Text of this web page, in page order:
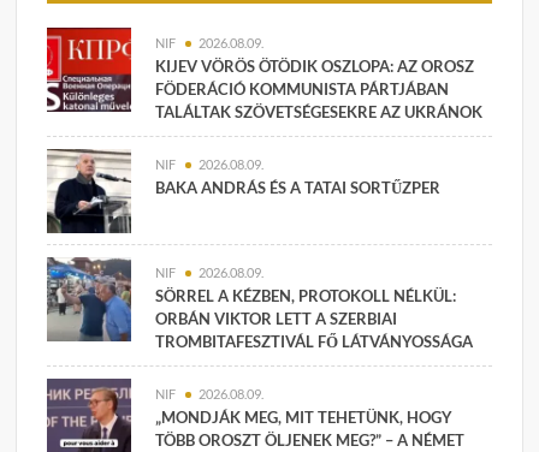
NIF 2026.08.09.
KIJEV VÖRÖS ÖTÖDIK OSZLOPA: AZ OROSZ
FÖDERÁCIÓ KOMMUNISTA PÁRTJÁBAN
TALÁLTAK SZÖVETSÉGESEKRE AZ UKRÁNOK
NIF 2026.08.09.
BAKA ANDRÁS ÉS A TATAI SORTŰZPER
NIF 2026.08.09.
SÖRREL A KÉZBEN, PROTOKOLL NÉLKÜL:
ORBÁN VIKTOR LETT A SZERBIAI
TROMBITAFESZTIVÁL FŐ LÁTVÁNYOSSÁGA
NIF 2026.08.09.
„MONDJÁK MEG, MIT TEHETÜNK, HOGY
TÖBB OROSZT ÖLJENEK MEG?” – A NÉMET